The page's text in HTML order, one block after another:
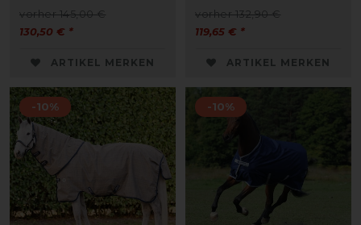
vorher 145,00 €
130,50 € *
ARTIKEL MERKEN
vorher 132,90 €
119,65 € *
ARTIKEL MERKEN
-10% -10%